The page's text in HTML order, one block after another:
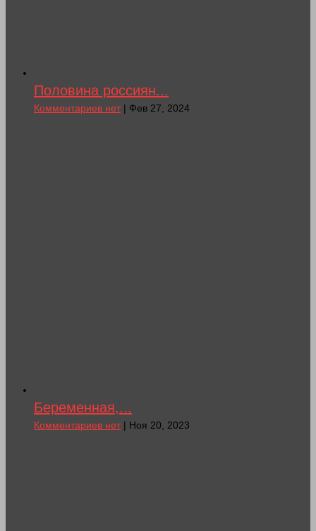
Половина россиян...
Комментариев нет| Фев 27, 2024
Беременная,...
Комментариев нет| Ноя 20, 2023